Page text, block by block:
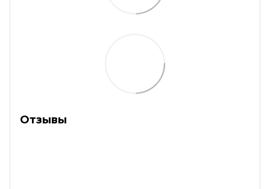
Отзывы